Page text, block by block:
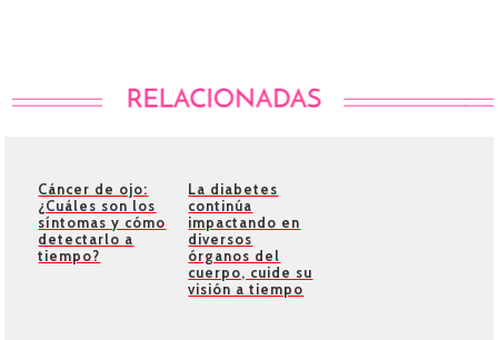
Cáncer de ojo:
¿Cuáles son los
síntomas y cómo
detectarlo a
tiempo?
La diabetes
continúa
impactando en
diversos
órganos del
cuerpo, cuide su
visión a tiempo